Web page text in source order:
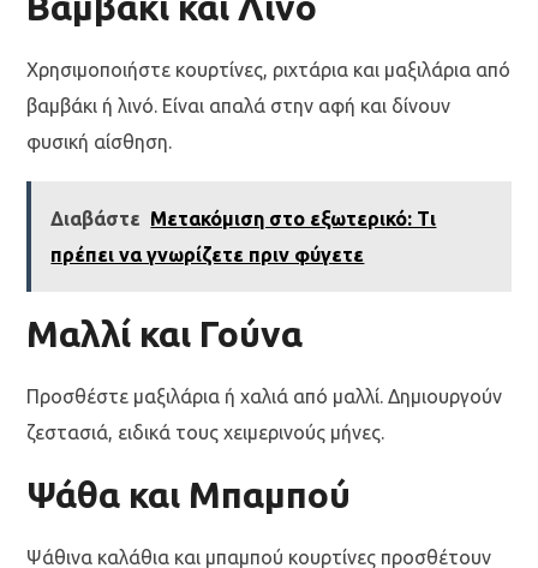
Χρησιμοποιήστε κουρτίνες, ριχτάρια και μαξιλάρια από
βαμβάκι ή λινό. Είναι απαλά στην αφή και δίνουν
φυσική αίσθηση.
Διαβάστε Μετακόμιση στο εξωτερικό: Τι
πρέπει να γνωρίζετε πριν φύγετε
Μαλλί και Γούνα
Προσθέστε μαξιλάρια ή χαλιά από μαλλί. Δημιουργούν
ζεστασιά, ειδικά τους χειμερινούς μήνες.
Ψάθα και Μπαμπού
Ψάθινα καλάθια και μπαμπού κουρτίνες προσθέτουν